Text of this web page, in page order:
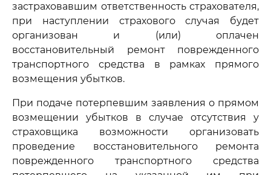
застраховавшим ответственность страхователя,
при наступлении страхового случая будет
организован и (или) оплачен
восстановительный ремонт поврежденного
транспортного средства в рамках прямого
возмещения убытков.
При подаче потерпевшим заявления о прямом
возмещении убытков в случае отсутствия у
страховщика возможности организовать
проведение восстановительного ремонта
поврежденного транспортного средства